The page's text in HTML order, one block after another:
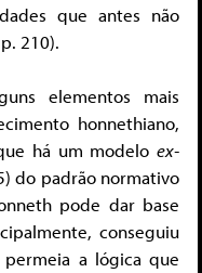
que antes não
210).
elementos mais
honnethiano,
há um modelo ex-
do padrão normativo
pode dar base
conseguiu
a lógica que